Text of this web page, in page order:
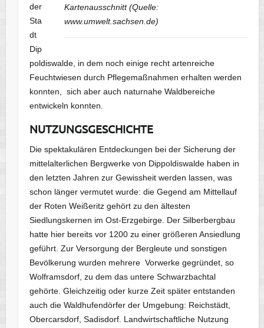
Kartenausschnitt (Quelle:
www.umwelt.sachsen.de)
der
Sta
dt
Dip
poldiswalde, in dem noch einige recht artenreiche
Feuchtwiesen durch Pflegemaßnahmen erhalten werden
konnten, sich aber auch naturnahe Waldbereiche
entwickeln konnten.
NUTZUNGSGESCHICHTE
Die spektakulären Entdeckungen bei der Sicherung der
mittelalterlichen Bergwerke von Dippoldiswalde haben in
den letzten Jahren zur Gewissheit werden lassen, was
schon länger vermutet wurde: die Gegend am Mittellauf
der Roten Weißeritz gehört zu den ältesten
Siedlungskernen im Ost-Erzgebirge. Der Silberbergbau
hatte hier bereits vor 1200 zu einer größeren Ansiedlung
geführt. Zur Versorgung der Bergleute und sonstigen
Bevölkerung wurden mehrere Vorwerke gegründet, so
Wolframsdorf, zu dem das untere Schwarzbachtal
gehörte. Gleichzeitig oder kurze Zeit später entstanden
auch die Waldhufendörfer der Umgebung: Reichstädt,
Obercarsdorf, Sadisdorf. Landwirtschaftliche Nutzung